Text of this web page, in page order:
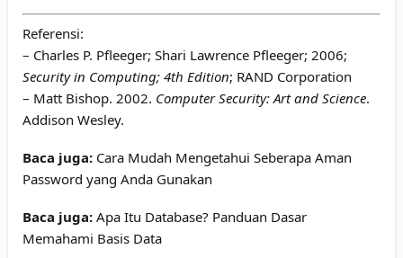
Referensi:
– Charles P. Pfleeger; Shari Lawrence Pfleeger; 2006;
Security in Computing; 4th Edition; RAND Corporation
– Matt Bishop. 2002. Computer Security: Art and Science.
Addison Wesley.
Baca juga: Cara Mudah Mengetahui Seberapa Aman
Password yang Anda Gunakan
Baca juga: Apa Itu Database? Panduan Dasar
Memahami Basis Data